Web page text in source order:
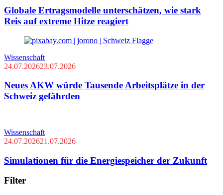
Globale Ertragsmodelle unterschätzen, wie stark
Reis auf extreme Hitze reagiert
Wissenschaft
24.07.202623.07.2026
Neues AKW würde Tausende Arbeitsplätze in der
Schweiz gefährden
Wissenschaft
24.07.202621.07.2026
Simulationen für die Energiespeicher der Zukunft
Filter